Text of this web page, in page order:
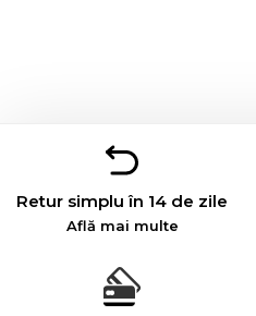
Retur simplu în 14 de zile
Află mai multe